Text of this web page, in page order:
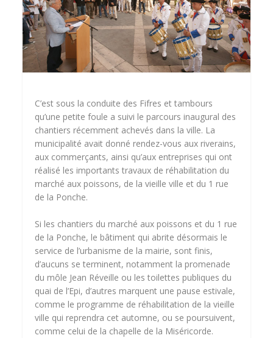
C’est sous la conduite des Fifres et tambours
qu’une petite foule a suivi le parcours inaugural des
chantiers récemment achevés dans la ville. La
municipalité avait donné rendez-vous aux riverains,
aux commerçants, ainsi qu’aux entreprises qui ont
réalisé les importants travaux de réhabilitation du
marché aux poissons, de la vieille ville et du 1 rue
de la Ponche.
Si les chantiers du marché aux poissons et du 1 rue
de la Ponche, le bâtiment qui abrite désormais le
service de l’urbanisme de la mairie, sont finis,
d’aucuns se terminent, notamment la promenade
du môle Jean Réveille ou les toilettes publiques du
quai de l’Epi, d’autres marquent une pause estivale,
comme le programme de réhabilitation de la vieille
ville qui reprendra cet automne, ou se poursuivent,
comme celui de la chapelle de la Miséricorde.